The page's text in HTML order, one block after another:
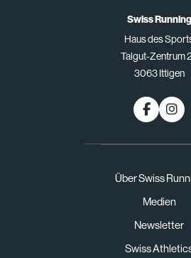
Über Swiss
Medien
Newsletter
Swiss
Swiss Running
Haus des
Talgut-Zentrum
3063 Ittigen